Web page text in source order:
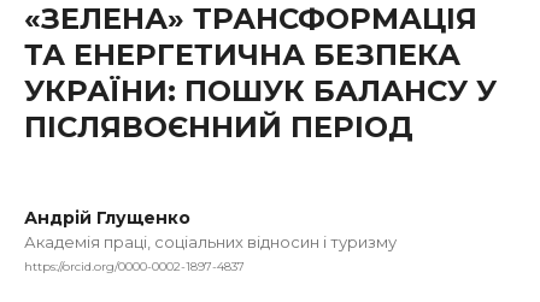
«ЗЕЛЕНА» ТРАНСФОРМАЦІЯ
ТА ЕНЕРГЕТИЧНА БЕЗПЕКА
УКРАЇНИ: ПОШУК БАЛАНСУ У
ПІСЛЯВОЄННИЙ ПЕРІОД
Андрій Глущенко
Академія праці, соціальних відносин і туризму
https://orcid.org/0000-0002-1897-4837